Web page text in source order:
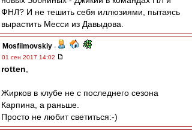
ФНЛ? И не тешить себя иллюзиями, пытаясь
вырастить Месси из Давыдова.
Mosfilmovskiy -
01 сен 2017 14:02
rotten
Жирков в клубе не с последнего сезона
Карпина, а раньше.
Просто не любит светиться:-)